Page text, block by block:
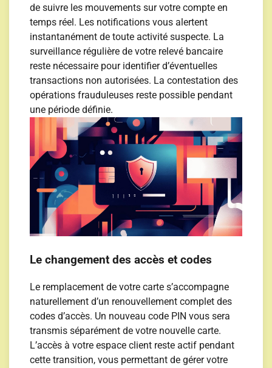
de suivre les mouvements sur votre compte en
temps réel. Les notifications vous alertent
instantanément de toute activité suspecte. La
surveillance régulière de votre relevé bancaire
reste nécessaire pour identifier d’éventuelles
transactions non autorisées. La contestation des
opérations frauduleuses reste possible pendant
une période définie.
Le changement des accès et codes
Le remplacement de votre carte s’accompagne
naturellement d’un renouvellement complet des
codes d’accès. Un nouveau code PIN vous sera
transmis séparément de votre nouvelle carte.
L’accès à votre espace client reste actif pendant
cette transition, vous permettant de gérer votre